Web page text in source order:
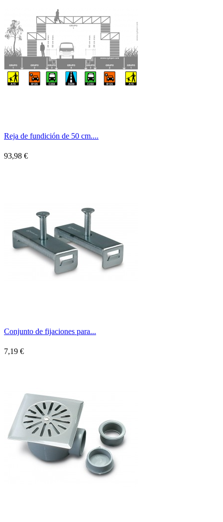
Reja de fundición de 50 cm....
93,98 €
Conjunto de fijaciones para...
7,19 €